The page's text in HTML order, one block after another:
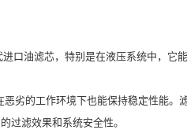
口油滤芯，特别是在液压系统中，它
劣的工作环境下也能保持稳定性能。
过滤效果和系统安全性。